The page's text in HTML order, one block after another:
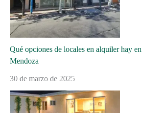
Qué opciones de locales en alquiler hay
Mendoza
30 de marzo de 2025